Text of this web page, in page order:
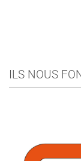
ILS NOUS